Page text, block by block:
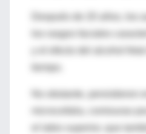
los rasgos faciales
tiempo.
No obstante, persistieron
el labio superior, que